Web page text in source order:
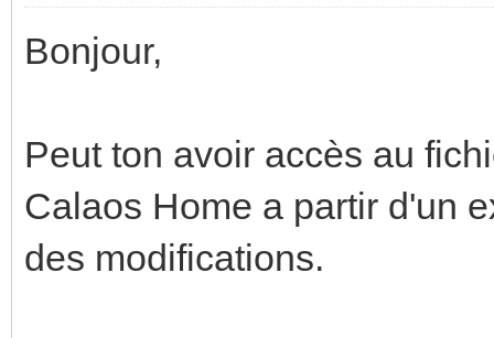
Bonjour,
Peut ton avoir accès au
Calaos Home a partir d'un
des modifications.